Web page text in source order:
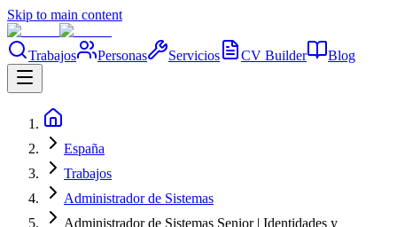
Skip to main content
Trabajos Personas Servicios CV Builder Blog
España
Trabajos
Administrador de Sistemas
Administrador de Sistemas Senior | Identidades y